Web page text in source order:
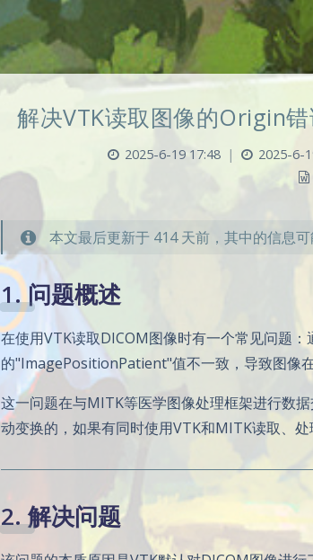
解决VTK读取图像的Origin
2025-6-19 17:48 | 2025-6-
本文最后更新于 414 天前，其中的信息可
1. 问题概述
在使用VTK读取DICOM图像时有一个常见问题：
的"ImagePositionPatient"值不一致，导致图像
这一问题在与MITK等医学图像处理框架进行数
动变换的，如果有同时使用VTK和MITK读取、
2. 解决问题